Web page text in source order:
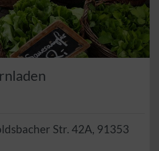
Str. 42A 91353